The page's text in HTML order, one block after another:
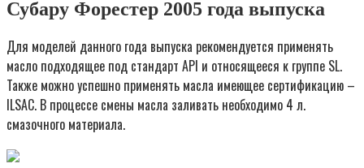
Субару Форестер 2005 года выпуска
Для моделей данного года выпуска рекомендуется применять
масло подходящее под стандарт API и относящееся к группе SL.
Также можно успешно применять масла имеющее сертификацию –
ILSAC. В процессе смены масла заливать необходимо 4 л.
смазочного материала.